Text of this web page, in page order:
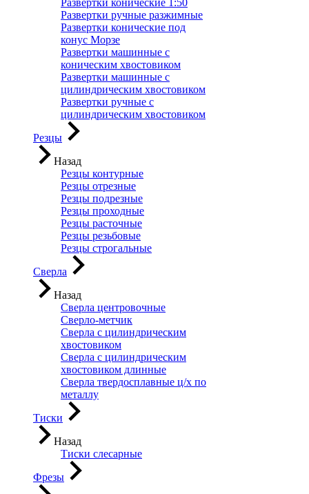
Развертки конические 1:50
Развертки ручные разжимные
Развертки конические под
конус Морзе
Развертки машинные с
коническим хвостовиком
Развертки машинные с
цилиндрическим хвостовиком
Развертки ручные с
цилиндрическим хвостовиком
Резцы
Назад
Резцы контурные
Резцы отрезные
Резцы подрезные
Резцы проходные
Резцы расточные
Резцы резьбовые
Резцы строгальные
Сверла
Назад
Сверла центровочные
Сверло-метчик
Сверла с цилиндрическим
хвостовиком
Сверла с цилиндрическим
хвостовиком длинные
Сверла твердосплавные ц/х по
металлу
Тиски
Назад
Тиски слесарные
Фрезы